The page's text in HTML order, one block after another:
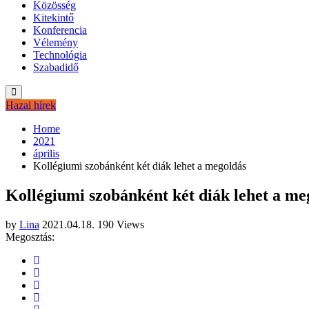
Közösség
Kitekintő
Konferencia
Vélemény
Technológia
Szabadidő
Hazai hírek
Home
2021
április
Kollégiumi szobánként két diák lehet a megoldás
Kollégiumi szobánként két diák lehet a
by Lina 2021.04.18. 190 Views
Megosztás: